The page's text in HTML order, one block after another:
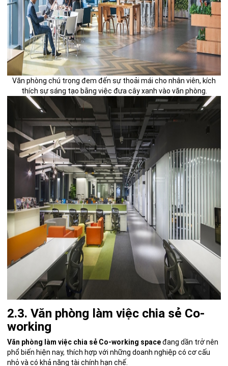
Văn phòng chú trọng đem đến sự thoải mái cho nhân viên, kích
thích sự sáng tạo bằng việc đưa cây xanh vào văn phòng.
2.3. Văn phòng làm việc chia sẻ Co-
working
Văn phòng làm việc chia sẻ Co-working spaceđang dần trở nên
phổ biến hiện nay, thích hợp với những doanh nghiệp có cơ cấu
nhỏ và có khả năng tài chính hạn chế.